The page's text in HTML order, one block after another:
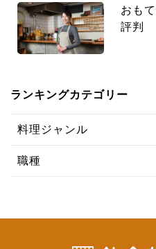
おも
評判
ランキングカテゴリー
料理ジャンル
職種